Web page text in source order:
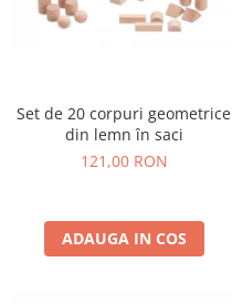
Set de 20 corpuri geometrice
din lemn în saci
121,00 RON
ADAUGA IN COS